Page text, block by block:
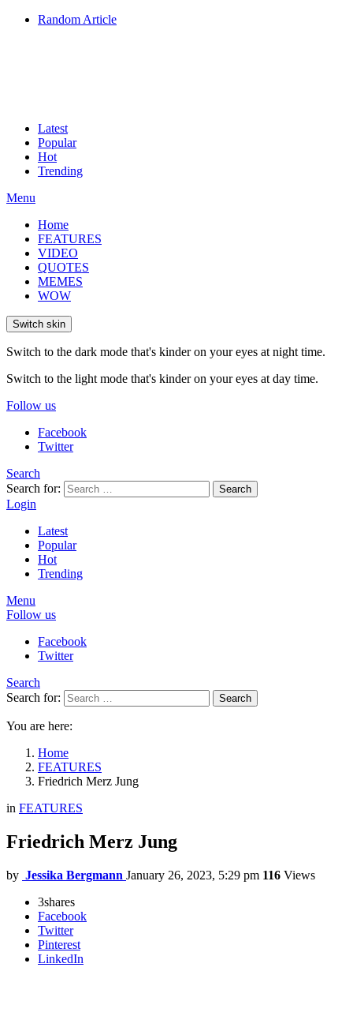
Random Article
Latest
Popular
Hot
Trending
Menu
Home
FEATURES
VIDEO
QUOTES
MEMES
WOW
Switch skin
Switch to the dark mode that's kinder on your eyes at night time.
Switch to the light mode that's kinder on your eyes at day time.
Follow us
Facebook
Twitter
Search
Search for:
Search
Login
Latest
Popular
Hot
Trending
Menu
Follow us
Facebook
Twitter
Search
Search for:
Search
You are here:
Home
FEATURES
Friedrich Merz Jung
in FEATURES
Friedrich Merz Jung
by Jessika Bergmann January 26, 2023, 5:29 pm 116 Views
3shares
Facebook
Twitter
Pinterest
LinkedIn